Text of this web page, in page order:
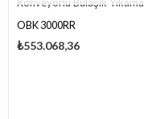
Girişli
OBK 3000RR
₺553.068,36